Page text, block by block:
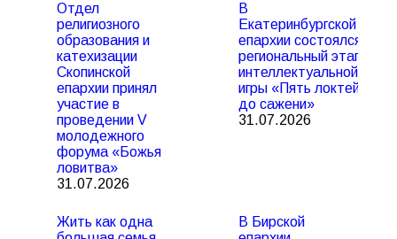
Отдел
религиозного
образования и
катехизации
Скопинской
епархии принял
участие в
проведении V
молодежного
форума «Божья
ловитва»
31.07.2026
В
Екатеринбургской
епархии состоялся
региональный этап
интеллектуальной
игры «Пять локтей
до сажени»
31.07.2026
Жить как одна
В Бирской